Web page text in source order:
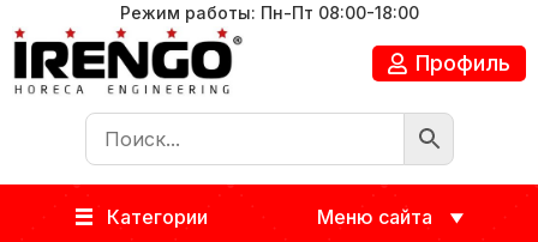
Режим работы: Пн-Пт 08:00-18:00
Профиль
Категории Меню сайта